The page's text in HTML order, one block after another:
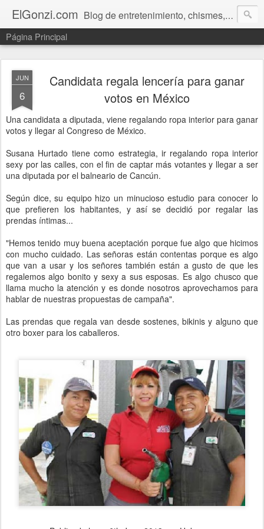
ElGonzi.com Blog de entretenimiento, chismes, humor, farándula, curiosidades, ovnis, noticias calientes, fotos, videos, paranormal y ¡más!
Página Principal
JUN
6
Candidata regala lencería para ganar
votos en México
Una candidata a diputada, viene regalando ropa interior para ganar
votos y llegar al Congreso de México.
Susana Hurtado tiene como estrategia, ir regalando ropa interior
sexy por las calles, con el fin de captar más votantes y llegar a ser
una diputada por el balneario de Cancún.
Según dice, su equipo hizo un minucioso estudio para conocer lo
que prefieren los habitantes, y así se decidió por regalar las
prendas íntimas...
"Hemos tenido muy buena aceptación porque fue algo que hicimos
con mucho cuidado. Las señoras están contentas porque es algo
que van a usar y los señores también están a gusto de que les
regalemos algo bonito y sexy a sus esposas. Es algo chusco que
llama mucho la atención y es donde nosotros aprovechamos para
hablar de nuestras propuestas de campaña".
Las prendas que regala van desde sostenes, bikinis y alguno que
otro boxer para los caballeros.